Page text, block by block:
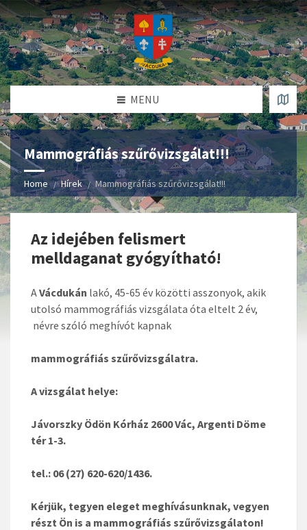
MENU
Mammográfiás szűrővizsgálat!!!
Home Hírek Mammográfiás szűrővizsgálat!!!
Az idejében felismert
melldaganat gyógyítható!
AVácdukán lakó, 45-65 év közötti asszonyok, akik
utolsó mammográfiás vizsgálata óta eltelt 2 év,
névre szóló meghívót kapnak
mammográfiás szűrővizsgálatra.
A vizsgálat helye:
Jávorszky Ödön Kórház 2600 Vác, Argenti Döme
tér 1-3.
tel.: 06 (27) 620-620/1436.
Kérjük, tegyen eleget meghívásunknak, vegyen
részt Ön is a mammográfiás szűrővizsgálaton!